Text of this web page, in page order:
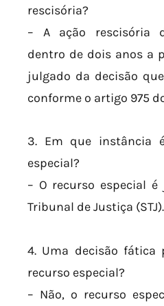
rescisória?
– A ação rescisória
dentro de dois anos a
julgado da decisão
conforme o artigo 975
3. Em que instância
especial?
– O recurso especial
Tribunal de Justiça (STJ).
4. Uma decisão fática
recurso especial?
– Não, o recurso